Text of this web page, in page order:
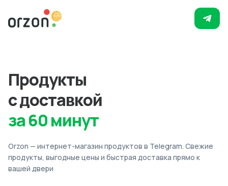
Продукты
с доставкой
за 60 минут
Orzon — интернет-магазин продуктов в Telegram. Свежие
продукты, выгодные цены и быстрая доставка прямо к
вашей двери